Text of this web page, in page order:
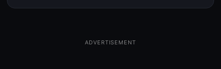
ADVERTISEMENT